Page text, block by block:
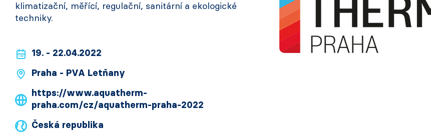
klimatizační, měřící, regulační, sanitární a ekologické
techniky.
19. - 22.04.2022
Praha - PVA Letňany
https://www.aquatherm-
praha.com/cz/aquatherm-praha-2022
Česká republika